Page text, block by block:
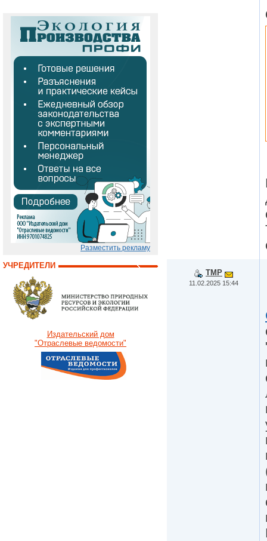
Разместить рекламу
УЧРЕДИТЕЛИ
Издательский дом
"Отраслевые ведомости"
TMP
11.02.2025 15:44